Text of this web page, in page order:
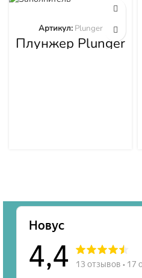
Плунжер Plunger
Артикул: Plunger